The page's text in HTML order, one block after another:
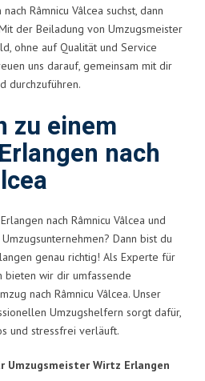
Râmnicu Vâlcea suchst, dann
der Beiladung von Umzugsmeister
ohne auf Qualität und Service
uns darauf, gemeinsam mit dir
durchzuführen.
zu einem
nach
nach Râmnicu Vâlcea und
Dann bist du
genau richtig! Als Experte für
bieten wir dir umfassende
nach Râmnicu Vâlcea. Unser
Umzugshelfern sorgt dafür,
und stressfrei verläuft.
Umzugsmeister Wirtz Erlangen